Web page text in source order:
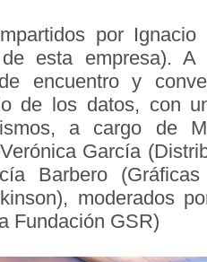
por
esta empresa). A
encuentro y
de los datos, con
a cargo de
García
Barbero
moderados
Fundación GSR)